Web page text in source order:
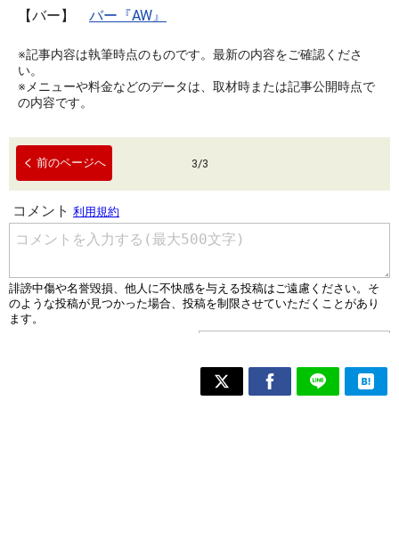
【バー】 バー『AW』
※記事内容は執筆時点のものです。最新の内容をご確認くださ
い。
※メニューや料金などのデータは、取材時または記事公開時点で
の内容です。
前のページへ 3/3